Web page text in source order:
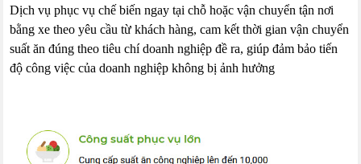
Dịch vụ phục vụ chế biến ngay tại chỗ hoặc vận chuyển tận nơi
bằng xe theo yêu cầu từ khách hàng, cam kết thời gian vận chuyển
suất ăn đúng theo tiêu chí doanh nghiệp đề ra, giúp đảm bảo tiến
độ công việc của doanh nghiệp không bị ảnh hưởng